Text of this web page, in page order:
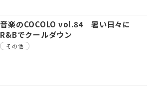
音楽のCOCOLO vol.84 暑い日々に
R&Bでクールダウン
その他